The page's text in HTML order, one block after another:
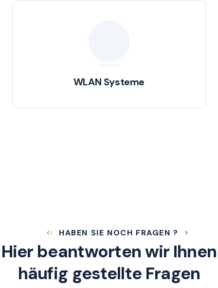
WLAN Systeme
HABEN SIE NOCH FRAGEN ?
Hier beantworten wir Ihnen
häufig gestellte Fragen